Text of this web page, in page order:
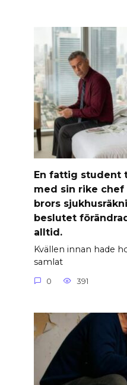
En fattig student
med sin rike
brors
beslutet
alltid.
Kvällen innan hade
samlat
0 391